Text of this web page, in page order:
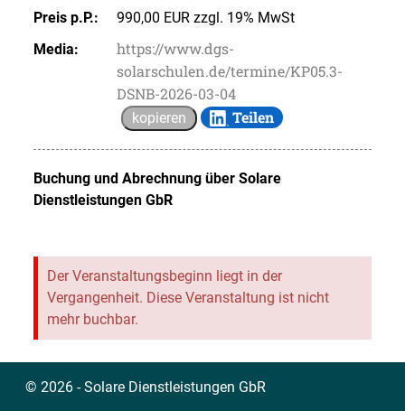
Preis p.P.:
990,00 EUR zzgl. 19% MwSt
Media:
https://www.dgs-
solarschulen.de/termine/KP05.3-
DSNB-2026-03-04
kopieren Teilen
Buchung und Abrechnung über Solare
Dienstleistungen GbR
Der Veranstaltungsbeginn liegt in der
Vergangenheit. Diese Veranstaltung ist nicht
mehr buchbar.
© 2026 - Solare Dienstleistungen GbR